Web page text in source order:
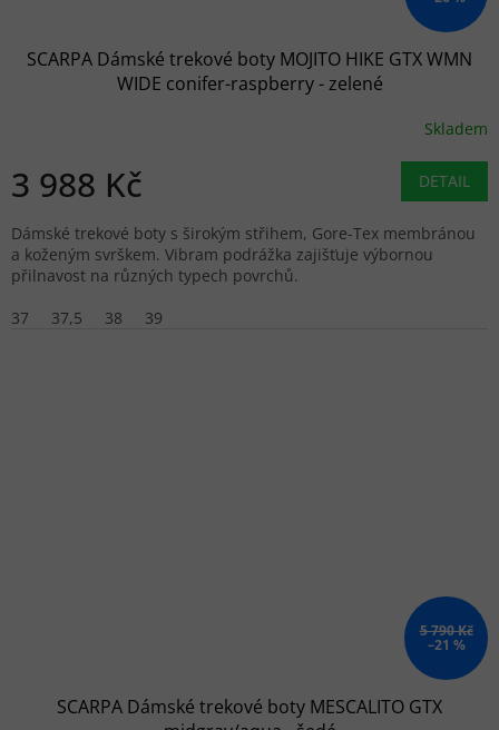
SCARPA Dámské trekové boty MOJITO HIKE GTX WMN
WIDE conifer-raspberry - zelené
Skladem
3 988 Kč DETAIL
Dámské trekové boty s širokým střihem, Gore-Tex membránou
a koženým svrškem. Vibram podrážka zajišťuje výbornou
přilnavost na různých typech povrchů.
37
37,5 38 39
5 790 Kč
–21 %
SCARPA Dámské trekové boty MESCALITO GTX